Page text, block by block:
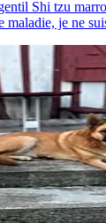
Shi tzu
maladie, je ne